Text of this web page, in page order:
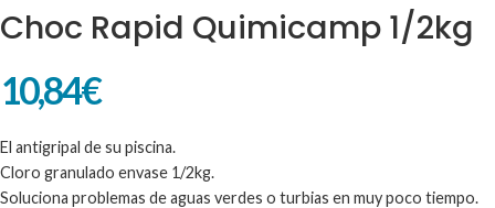
Choc Rapid Quimicamp 1/2kg
10,84€
El antigripal de su piscina.
Cloro granulado envase 1/2kg.
Soluciona problemas de aguas verdes o turbias en muy poco tiempo.